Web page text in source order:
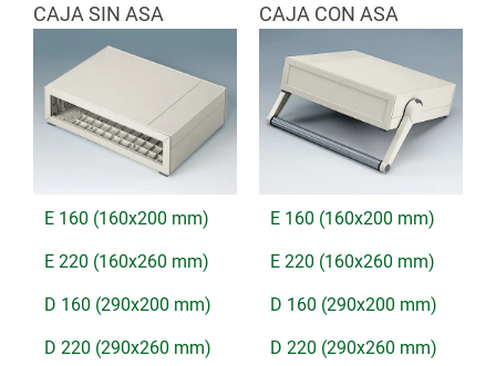
CAJA SIN ASA
E 160 (160x200 mm)
E 220 (160x260 mm)
D 160 (290x200 mm)
D 220 (290x260 mm)
CAJA CON ASA
E 160 (160x200 mm)
E 220 (160x260 mm)
D 160 (290x200 mm)
D 220 (290x260 mm)